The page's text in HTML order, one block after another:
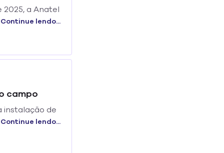
a Anatel
rapidez. Em
Continue lendo...
campo
instalação de
onde
Continue lendo...